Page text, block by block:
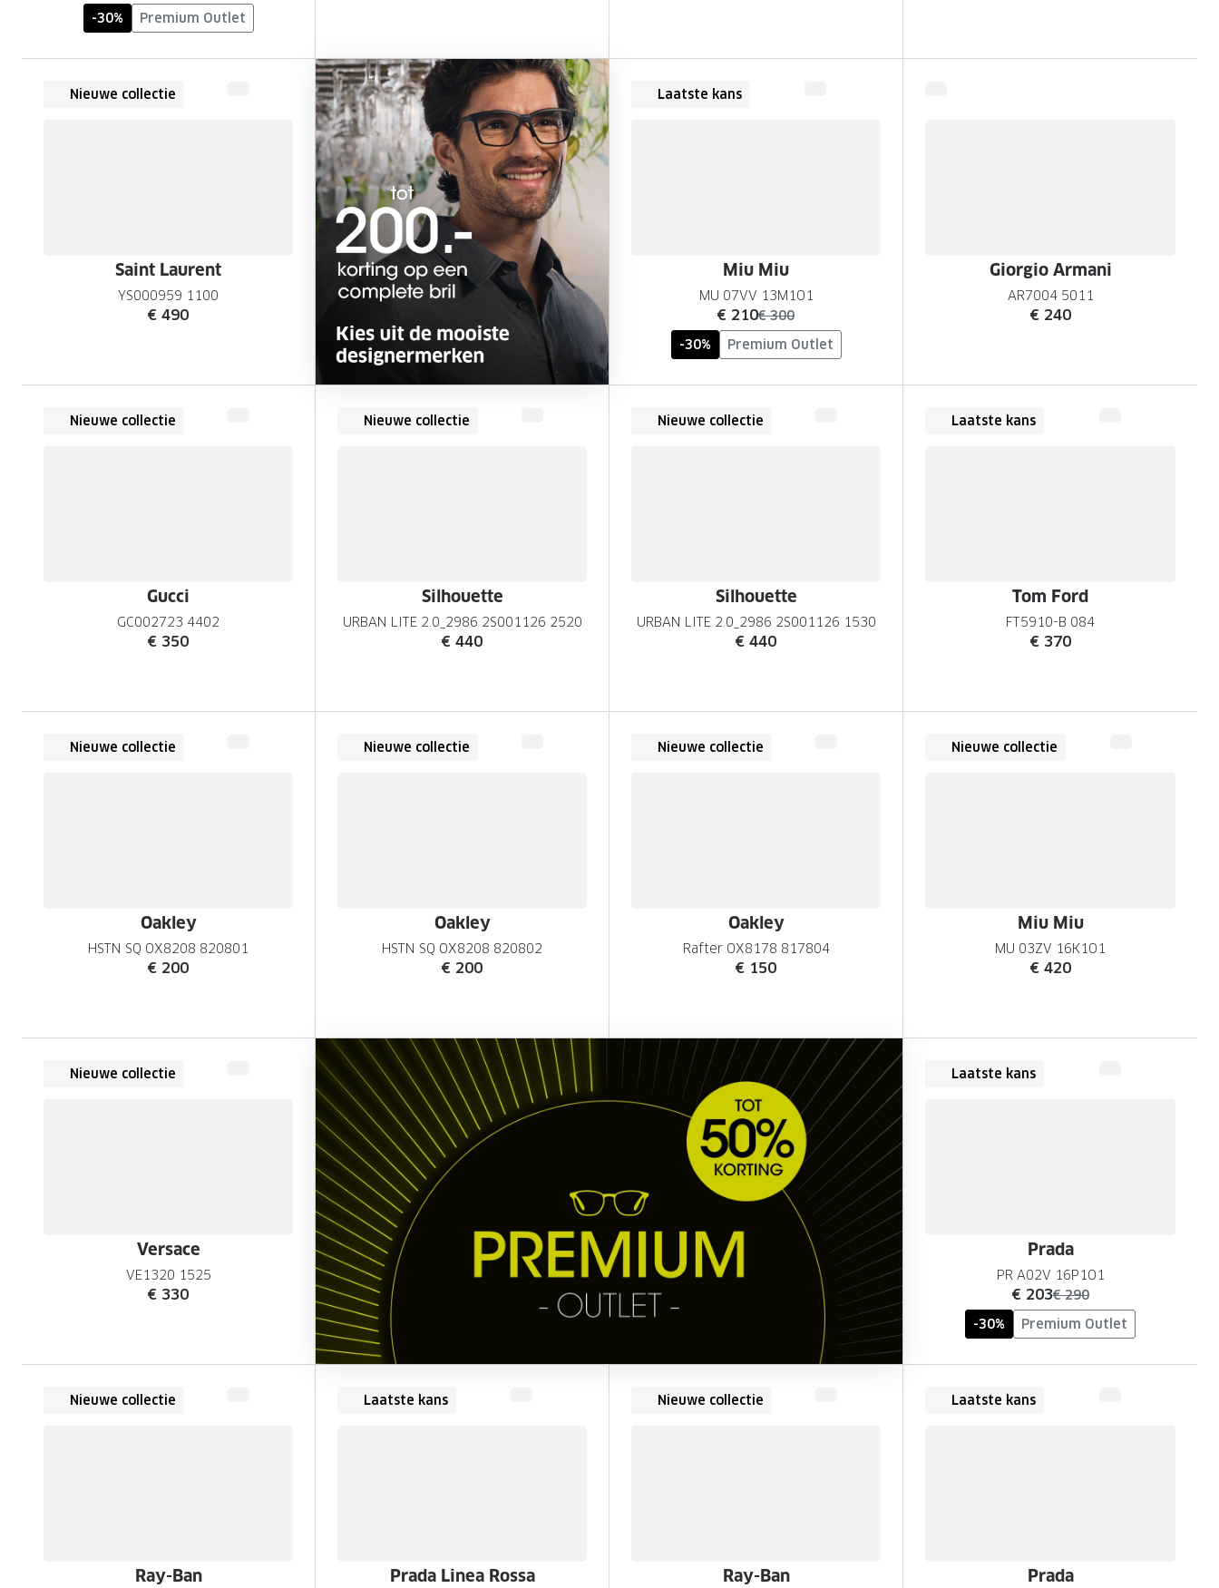
-30%
Premium Outlet
Nieuwe collectie
Saint Laurent
YS000959 1100
€ 490
Laatste kans
Miu Miu
MU 07VV 13M1O1
nu:
€ 210was:
€ 300
-30%
Premium Outlet
Giorgio Armani
AR7004 5011
€ 240
Nieuwe collectie
Gucci
GC002723 4402
€ 350
Nieuwe collectie
Silhouette
URBAN LITE 2.0_2986 2S001126 2520
€ 440
Nieuwe collectie
Silhouette
URBAN LITE 2.0_2986 2S001126 1530
€ 440
Laatste kans
Tom Ford
FT5910-B 084
€ 370
Nieuwe collectie
Oakley
HSTN SQ OX8208 820801
€ 200
Nieuwe collectie
Oakley
HSTN SQ OX8208 820802
€ 200
Nieuwe collectie
Oakley
Rafter OX8178 817804
€ 150
Nieuwe collectie
Miu Miu
MU 03ZV 16K1O1
€ 420
Nieuwe collectie
Versace
VE1320 1525
€ 330
Laatste kans
Prada
PR A02V 16P1O1
nu:
€ 203was:
€ 290
-30%
Premium Outlet
Nieuwe collectie
Ray-Ban
Laatste kans
Prada Linea Rossa
Nieuwe collectie
Ray-Ban
Laatste kans
Prada